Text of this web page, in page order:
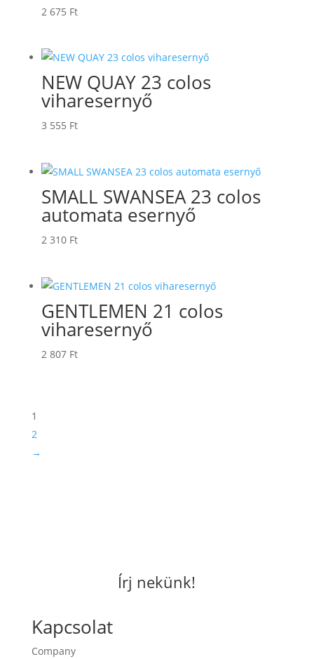
2 675 Ft
NEW QUAY 23 colos
viharesernyő
3 555 Ft
SMALL SWANSEA 23 colos
automata esernyő
2 310 Ft
GENTLEMEN 21 colos
viharesernyő
2 807 Ft
1
2
→
Írj nekünk!
Kapcsolat
Company